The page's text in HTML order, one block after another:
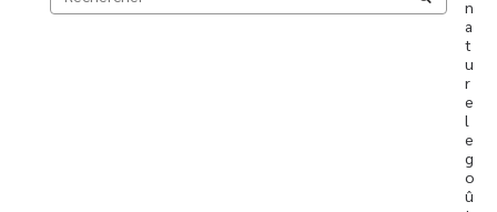
n
a
t
u
r
e
l
e
g
o
û